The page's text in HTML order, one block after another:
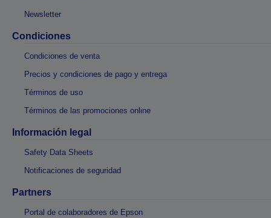
Newsletter
Condiciones
Condiciones de venta
Precios y condiciones de pago y entrega
Términos de uso
Términos de las promociones online
Información legal
Safety Data Sheets
Notificaciones de seguridad
Partners
Portal de colaboradores de Epson